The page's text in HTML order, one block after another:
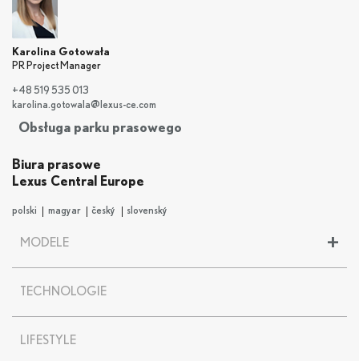
Karolina Gotowała
PR Project Manager
+48 519 535 013
karolina.gotowala@lexus-ce.com
Obsługa parku prasowego
Biura prasowe
Lexus Central Europe
polski magyar český slovenský
+
MODELE
UX
UX 300e
NX
TECHNOLOGIE
LIFESTYLE